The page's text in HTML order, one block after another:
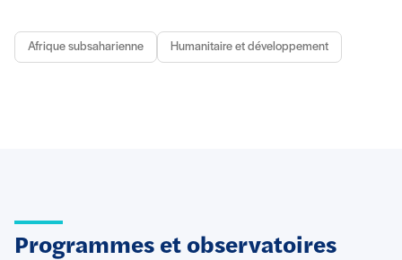
Afrique subsaharienne Humanitaire et développement
Programmes et observatoires